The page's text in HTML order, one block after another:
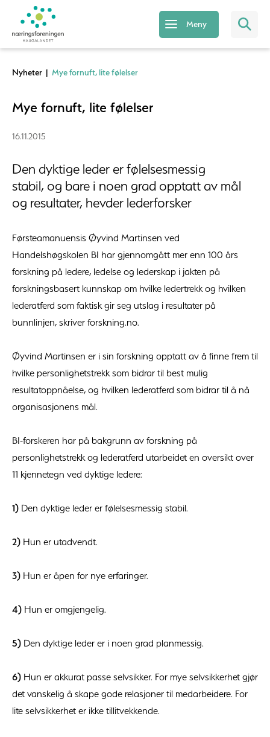
Meny
Nyheter | Mye fornuft, lite følelser
Mye fornuft, lite følelser
16.11.2015
Den dyktige leder er følelsesmessig
stabil, og bare i noen grad opptatt av mål
og resultater, hevder lederforsker
Førsteamanuensis Øyvind Martinsen ved
Handelshøgskolen BI har gjennomgått mer enn 100 års
forskning på ledere, ledelse og lederskap i jakten på
forskningsbasert kunnskap om hvilke ledertrekk og hvilken
lederatferd som faktisk gir seg utslag i resultater på
bunnlinjen, skriver forskning.no.
Øyvind Martinsen er i sin forskning opptatt av å finne frem til
hvilke personlighetstrekk som bidrar til best mulig
resultatoppnåelse, og hvilken lederatferd som bidrar til å nå
organisasjonens mål.
BI-forskeren har på bakgrunn av forskning på
personlighetstrekk og lederatferd utarbeidet en oversikt over
11 kjennetegn ved dyktige ledere:
1) Den dyktige leder er følelsesmessig stabil.
2) Hun er utadvendt.
3) Hun er åpen for nye erfaringer.
4) Hun er omgjengelig.
5) Den dyktige leder er i noen grad planmessig.
6) Hun er akkurat passe selvsikker. For mye selvsikkerhet gjør
det vanskelig å skape gode relasjoner til medarbeidere. For
lite selvsikkerhet er ikke tillitvekkende.